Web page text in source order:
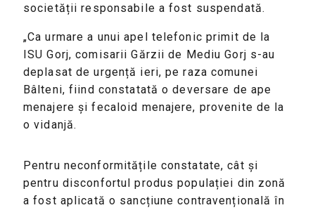
societății responsabile a fost suspendată.
„Ca urmare a unui apel telefonic primit de la
ISU Gorj, comisarii Gărzii de Mediu Gorj s-au
deplasat de urgență ieri, pe raza comunei
Bâlteni, fiind constatată o deversare de ape
menajere și fecaloid menajere, provenite de la
o vidanjă.
Pentru neconformitățile constatate, cât și
pentru disconfortul produs populației din zonă
a fost aplicată o sancțiune contravențională în